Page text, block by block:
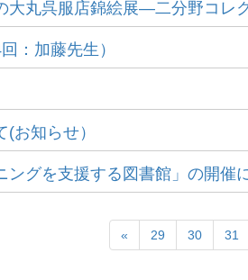
大丸呉服店錦絵展―二分野コ
：加藤先生）
お知らせ）
グを支援する図書館」の開催
« 29 30 31